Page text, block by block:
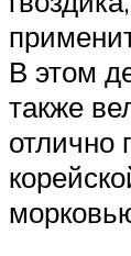
В этом
также
отлично